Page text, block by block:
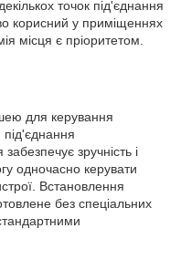
точок під'єднання
корисний у приміщеннях
місця є пріоритетом.
для керування
зручність і
одночасно керувати
Встановлення
без спеціальних